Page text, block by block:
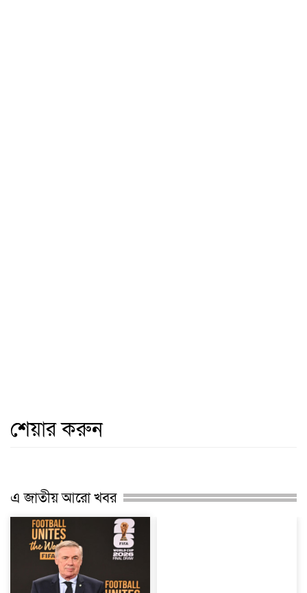
শেয়ার করুন
এ জাতীয় আরো খবর